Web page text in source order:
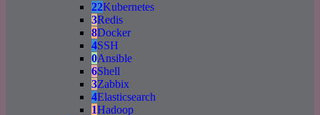
22Kubernetes
3Redis
8Docker
4SSH
0Ansible
6Shell
3Zabbix
4Elasticsearch
1Hadoop